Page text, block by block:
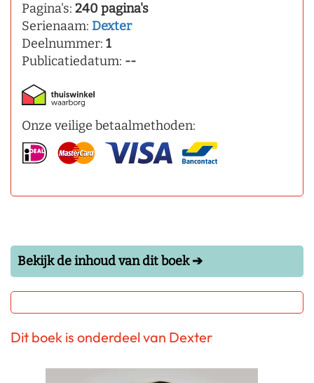
Pagina's: 240 pagina's
Serienaam: Dexter
Deelnummer: 1
Publicatiedatum: --
Onze veilige betaalmethoden:
Bekijk de inhoud van dit boek ➔
Dit boek is onderdeel van Dexter